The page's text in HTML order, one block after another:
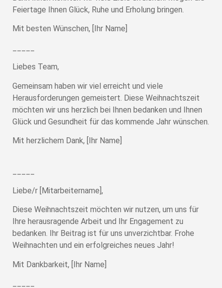
Feiertage Ihnen Glück, Ruhe und Erholung bringen.
Mit besten Wünschen, [Ihr Name]
Liebes Team,
Gemeinsam haben wir viel erreicht und viele
Herausforderungen gemeistert. Diese Weihnachtszeit
möchten wir uns herzlich bei Ihnen bedanken und Ihnen
Glück und Gesundheit für das kommende Jahr wünschen.
Mit herzlichem Dank, [Ihr Name]
Liebe/r [Mitarbeitername],
Diese Weihnachtszeit möchten wir nutzen, um uns für
Ihre herausragende Arbeit und Ihr Engagement zu
bedanken. Ihr Beitrag ist für uns unverzichtbar. Frohe
Weihnachten und ein erfolgreiches neues Jahr!
Mit Dankbarkeit, [Ihr Name]